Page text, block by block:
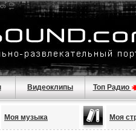
Видеоклипы Топ Радио
Моя музыка Моя